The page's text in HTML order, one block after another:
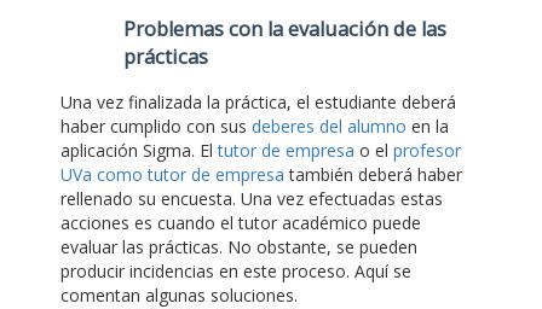
Problemas con la evaluación de las
prácticas
Una vez finalizada la práctica, el estudiante deberá
haber cumplido con sus deberes del alumno en la
aplicación Sigma. Eltutor de empresa o el profesor
UVa como tutor de empresa también deberá haber
rellenado su encuesta. Una vez efectuadas estas
acciones es cuando el tutor académico puede
evaluar las prácticas. No obstante, se pueden
producir incidencias en este proceso. Aquí se
comentan algunas soluciones.